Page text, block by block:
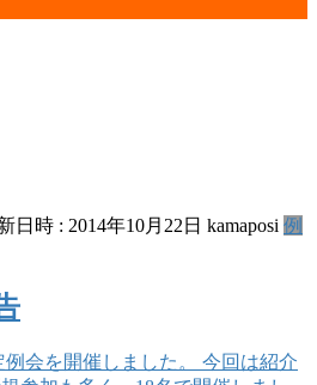
日時 : 2014年10月22日 kamaposi 例
会を開催しました。 今回は紹介